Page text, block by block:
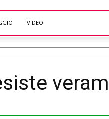
VIDEO